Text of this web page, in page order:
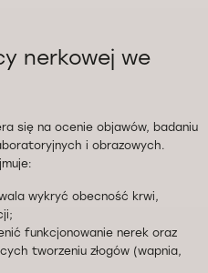
nerkowej we
się na ocenie objawów, badaniu
i obrazowych.
wykryć obecność krwi,
funkcjonowanie nerek oraz
tworzeniu złogów (wapnia,